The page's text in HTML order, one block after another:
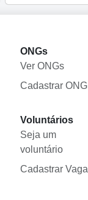
ONGs
Ver ONGs
Cadastrar ONG
Voluntários
Seja um
voluntário
Cadastrar Vaga